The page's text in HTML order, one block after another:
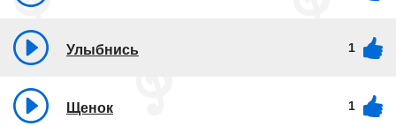
Улыбнись 1
Щенок 1